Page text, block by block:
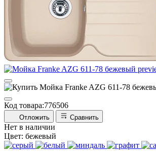
Код товара:776506
Отложить Сравнить
Нет в наличии
Цвет: бежевый